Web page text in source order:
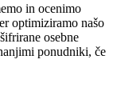
in ocenimo
optimiziramo našo
osebne
ponudniki, če